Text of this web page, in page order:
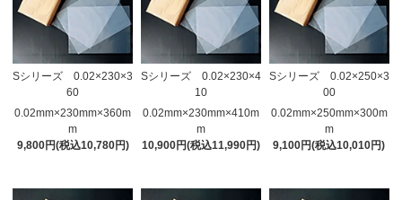
Sシリーズ 0.02×230×3
60
0.02mm×230mm×360m
m
9,800円(税込10,780円)
Sシリーズ 0.02×230×4
10
0.02mm×230mm×410m
m
10,900円(税込11,990円)
Sシリーズ 0.02×250×3
00
0.02mm×250mm×300m
m
9,100円(税込10,010円)